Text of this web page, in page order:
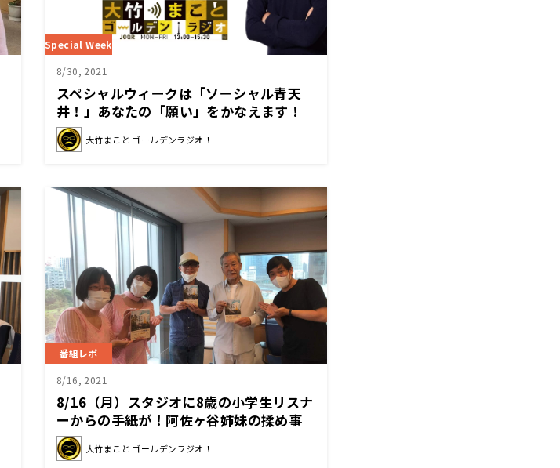
Special Week
8/30, 2021
スペシャルウィークは「ソーシャル青天
井！」あなたの「願い」をかなえます！
大竹まこと ゴールデンラジオ！
番組レポ
8/16, 2021
8/16（月）スタジオに8歳の小学生リスナ
ーからの手紙が！阿佐ヶ谷姉妹の揉め事
を小学生が解決？
大竹まこと ゴールデンラジオ！